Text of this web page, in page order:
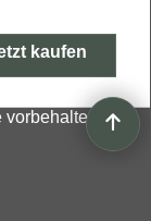
kaufen